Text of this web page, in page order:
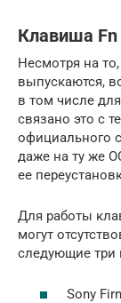
Клавиша Fn
Несмотря на
выпускаются,
в том числе
связано это с
официального
даже на ту же
ее
Для работы
могут
следующие три
Sony